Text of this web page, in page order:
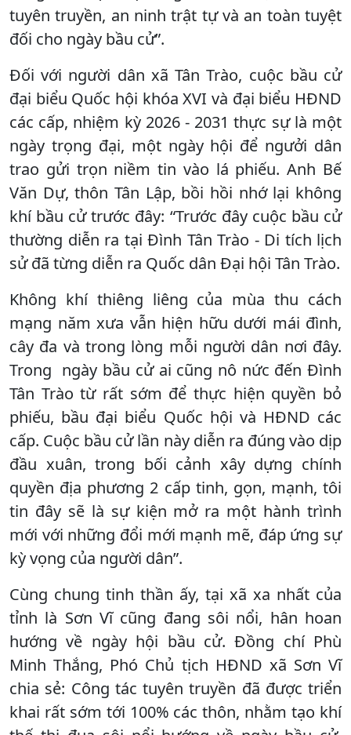
tuyên truyền, an ninh trật tự và an toàn tuyệt
đối cho ngày bầu cử”.
Đối với người dân xã Tân Trào, cuộc bầu cử
đại biểu Quốc hội khóa XVI và đại biểu HĐND
các cấp, nhiệm kỳ 2026 - 2031 thực sự là một
ngày trọng đại, một ngày hội để ngưởi dân
trao gửi trọn niềm tin vào lá phiếu. Anh Bế
Văn Dự, thôn Tân Lập, bồi hồi nhớ lại không
khí bầu cử trước đây: “Trước đây cuộc bầu cử
thường diễn ra tại Đình Tân Trào - Di tích lịch
sử đã từng diễn ra Quốc dân Đại hội Tân Trào.
Không khí thiêng liêng của mùa thu cách
mạng năm xưa vẫn hiện hữu dưới mái đình,
cây đa và trong lòng mỗi người dân nơi đây.
Trong ngày bầu cử ai cũng nô nức đến Đình
Tân Trào từ rất sớm để thực hiện quyền bỏ
phiếu, bầu đại biểu Quốc hội và HĐND các
cấp. Cuộc bầu cử lần này diễn ra đúng vào dịp
đầu xuân, trong bối cảnh xây dựng chính
quyền địa phương 2 cấp tinh, gọn, mạnh, tôi
tin đây sẽ là sự kiện mở ra một hành trình
mới với những đổi mới mạnh mẽ, đáp ứng sự
kỳ vọng của người dân”.
Cùng chung tinh thần ấy, tại xã xa nhất của
tỉnh là Sơn Vĩ cũng đang sôi nổi, hân hoan
hướng về ngày hội bầu cử. Đồng chí Phù
Minh Thắng, Phó Chủ tịch HĐND xã Sơn Vĩ
chia sẻ: Công tác tuyên truyền đã được triển
khai rất sớm tới 100% các thôn, nhằm tạo khí